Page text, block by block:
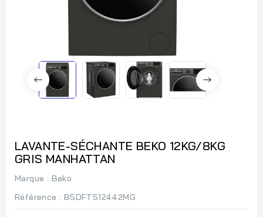
LAVANTE-SÉCHANTE BEKO 12KG/8KG
GRIS MANHATTAN
Marque : Beko
Référence : B5DFT512442MG